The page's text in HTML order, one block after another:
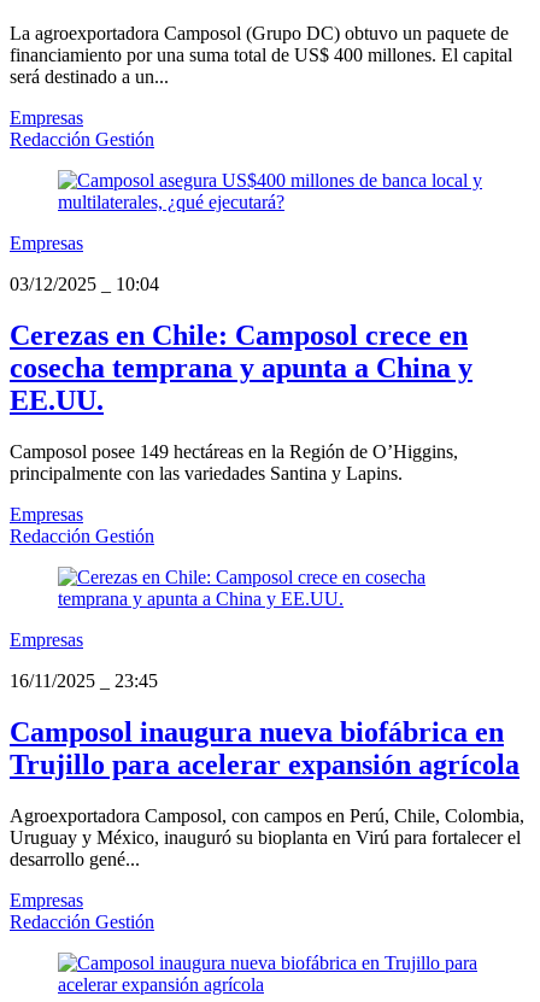
La agroexportadora Camposol (Grupo DC) obtuvo un paquete de
financiamiento por una suma total de US$ 400 millones. El capital
será destinado a un...
Empresas
Redacción Gestión
Empresas
03/12/2025
10:04
Cerezas en Chile: Camposol crece en
cosecha temprana y apunta a China y
EE.UU.
Camposol posee 149 hectáreas en la Región de O’Higgins,
principalmente con las variedades Santina y Lapins.
Empresas
Redacción Gestión
Empresas
16/11/2025
23:45
Camposol inaugura nueva biofábrica en
Trujillo para acelerar expansión agrícola
Agroexportadora Camposol, con campos en Perú, Chile, Colombia,
Uruguay y México, inauguró su bioplanta en Virú para fortalecer el
desarrollo gené...
Empresas
Redacción Gestión